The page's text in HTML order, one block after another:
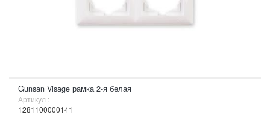
Gunsan Visage рамка 2-я белая
Артикул :
1281100000141